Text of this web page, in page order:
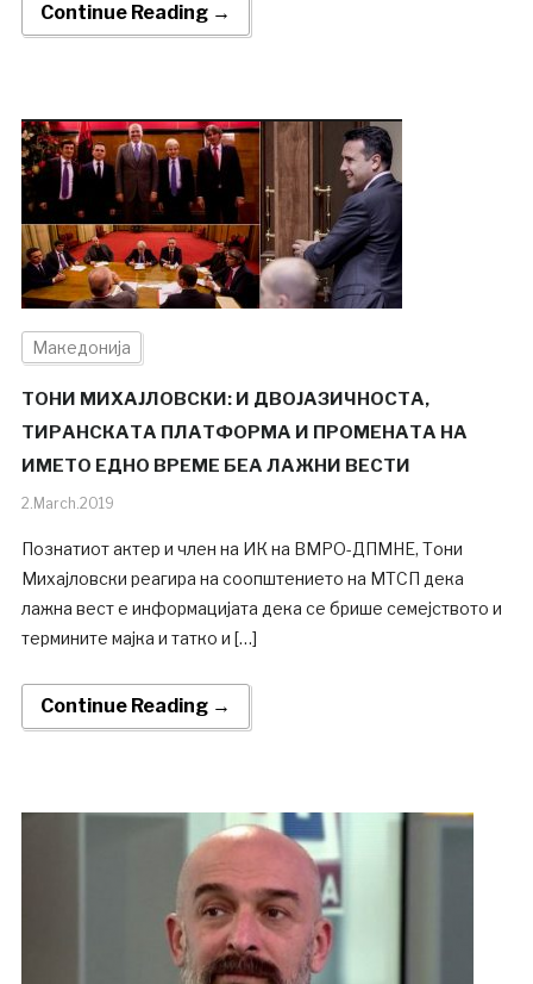
Continue Reading →
Македонија
ТОНИ МИХАЈЛОВСКИ: И ДВОЈАЗИЧНОСТА,
ТИРАНСКАТА ПЛАТФОРМА И ПРОМЕНАТА НА
ИМЕТО ЕДНО ВРЕМЕ БЕА ЛАЖНИ ВЕСТИ
2.March.2019
Познатиот актер и член на ИК на ВМРО-ДПМНЕ, Тони
Михајловски реагира на соопштението на МТСП дека
лажна вест е информацијата дека се брише семејството и
термините мајка и татко и […]
Continue Reading →